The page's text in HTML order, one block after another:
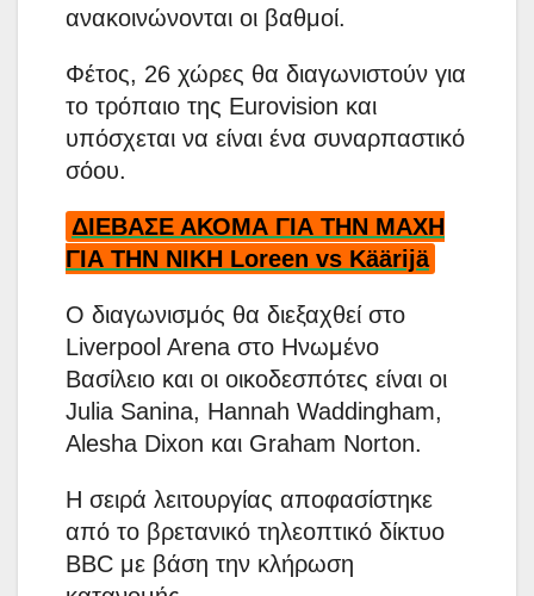
ανακοινώνονται οι βαθμοί.
Φέτος, 26 χώρες θα διαγωνιστούν για
το τρόπαιο της Eurovision και
υπόσχεται να είναι ένα συναρπαστικό
σόου.
ΔΙΕΒΑΣΕ ΑΚΟΜΑ ΓΙΑ ΤΗΝ ΜΑΧΗ
ΓΙΑ ΤΗΝ ΝΙΚΗ Loreen vs Käärijä
Ο διαγωνισμός θα διεξαχθεί στο
Liverpool Arena στο Ηνωμένο
Βασίλειο και οι οικοδεσπότες είναι οι
Julia Sanina, Hannah Waddingham,
Alesha Dixon και Graham Norton.
Η σειρά λειτουργίας αποφασίστηκε
από το βρετανικό τηλεοπτικό δίκτυο
BBC με βάση την κλήρωση